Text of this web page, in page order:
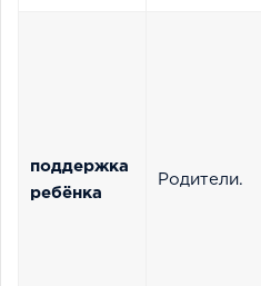
поддержка
ребёнка
Родители.